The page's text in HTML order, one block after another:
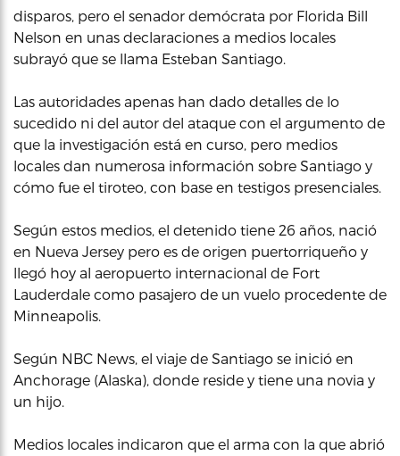
disparos, pero el senador demócrata por Florida Bill
Nelson en unas declaraciones a medios locales
subrayó que se llama Esteban Santiago.
Las autoridades apenas han dado detalles de lo
sucedido ni del autor del ataque con el argumento de
que la investigación está en curso, pero medios
locales dan numerosa información sobre Santiago y
cómo fue el tiroteo, con base en testigos presenciales.
Según estos medios, el detenido tiene 26 años, nació
en Nueva Jersey pero es de origen puertorriqueño y
llegó hoy al aeropuerto internacional de Fort
Lauderdale como pasajero de un vuelo procedente de
Minneapolis.
Según NBC News, el viaje de Santiago se inició en
Anchorage (Alaska), donde reside y tiene una novia y
un hijo.
Medios locales indicaron que el arma con la que abrió